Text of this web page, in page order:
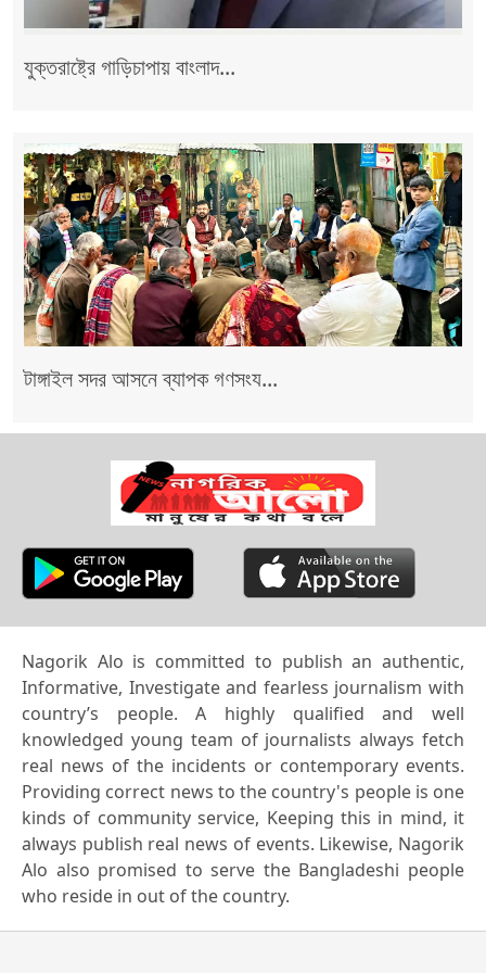
যুক্তরাষ্ট্রে গাড়িচাপায় বাংলাদ...
টাঙ্গাইল সদর আসনে ব্যাপক গণসংয...
Nagorik Alo is committed to publish an authentic,
Informative, Investigate and fearless journalism with
country’s people. A highly qualified and well
knowledged young team of journalists always fetch
real news of the incidents or contemporary events.
Providing correct news to the country's people is one
kinds of community service, Keeping this in mind, it
always publish real news of events. Likewise, Nagorik
Alo also promised to serve the Bangladeshi people
who reside in out of the country.